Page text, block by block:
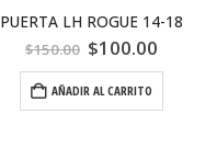
PUERTA LH ROGUE 14-18
$150.00 $100.00
AÑADIR AL CARRITO